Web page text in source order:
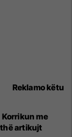
Reklamo këtu
Korrikun me
artikujt